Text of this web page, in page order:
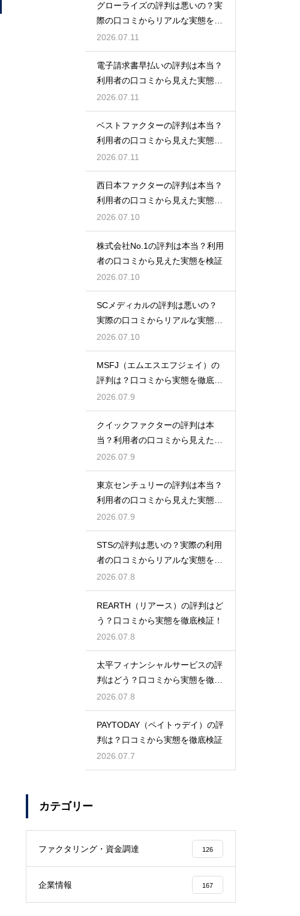
グローライズの評判は悪いの？実
際の口コミからリアルな実態を検
証！
2026.07.11
電子請求書早払いの評判は本当？
利用者の口コミから見えた実態を
検証
2026.07.11
ベストファクターの評判は本当？
利用者の口コミから見えた実態を
検証
2026.07.11
西日本ファクターの評判は本当？
利用者の口コミから見えた実態を
検証
2026.07.10
株式会社No.1の評判は本当？利用
者の口コミから見えた実態を検証
2026.07.10
SCメディカルの評判は悪いの？
実際の口コミからリアルな実態を
検証
2026.07.10
MSFJ（エムエスエフジェイ）の
評判は？口コミから実態を徹底検
証
2026.07.9
クイックファクターの評判は本
当？利用者の口コミから見えた実
態検証
2026.07.9
東京センチュリーの評判は本当？
利用者の口コミから見えた実態を
検証
2026.07.9
STSの評判は悪いの？実際の利用
者の口コミからリアルな実態を徹
底検証
2026.07.8
REARTH（リアース）の評判はど
う？口コミから実態を徹底検証！
2026.07.8
太平フィナンシャルサービスの評
判はどう？口コミから実態を徹底
検証！
2026.07.8
PAYTODAY（ペイトゥデイ）の評
判は？口コミから実態を徹底検証
2026.07.7
カテゴリー
ファクタリング・資金調達 126
企業情報 167